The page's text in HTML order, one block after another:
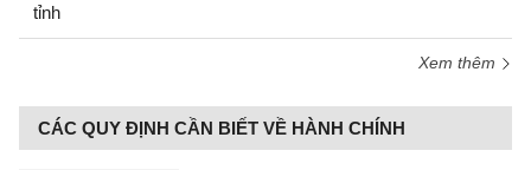
tỉnh
Xem thêm
CÁC QUY ĐỊNH CẦN BIẾT VỀ HÀNH CHÍNH